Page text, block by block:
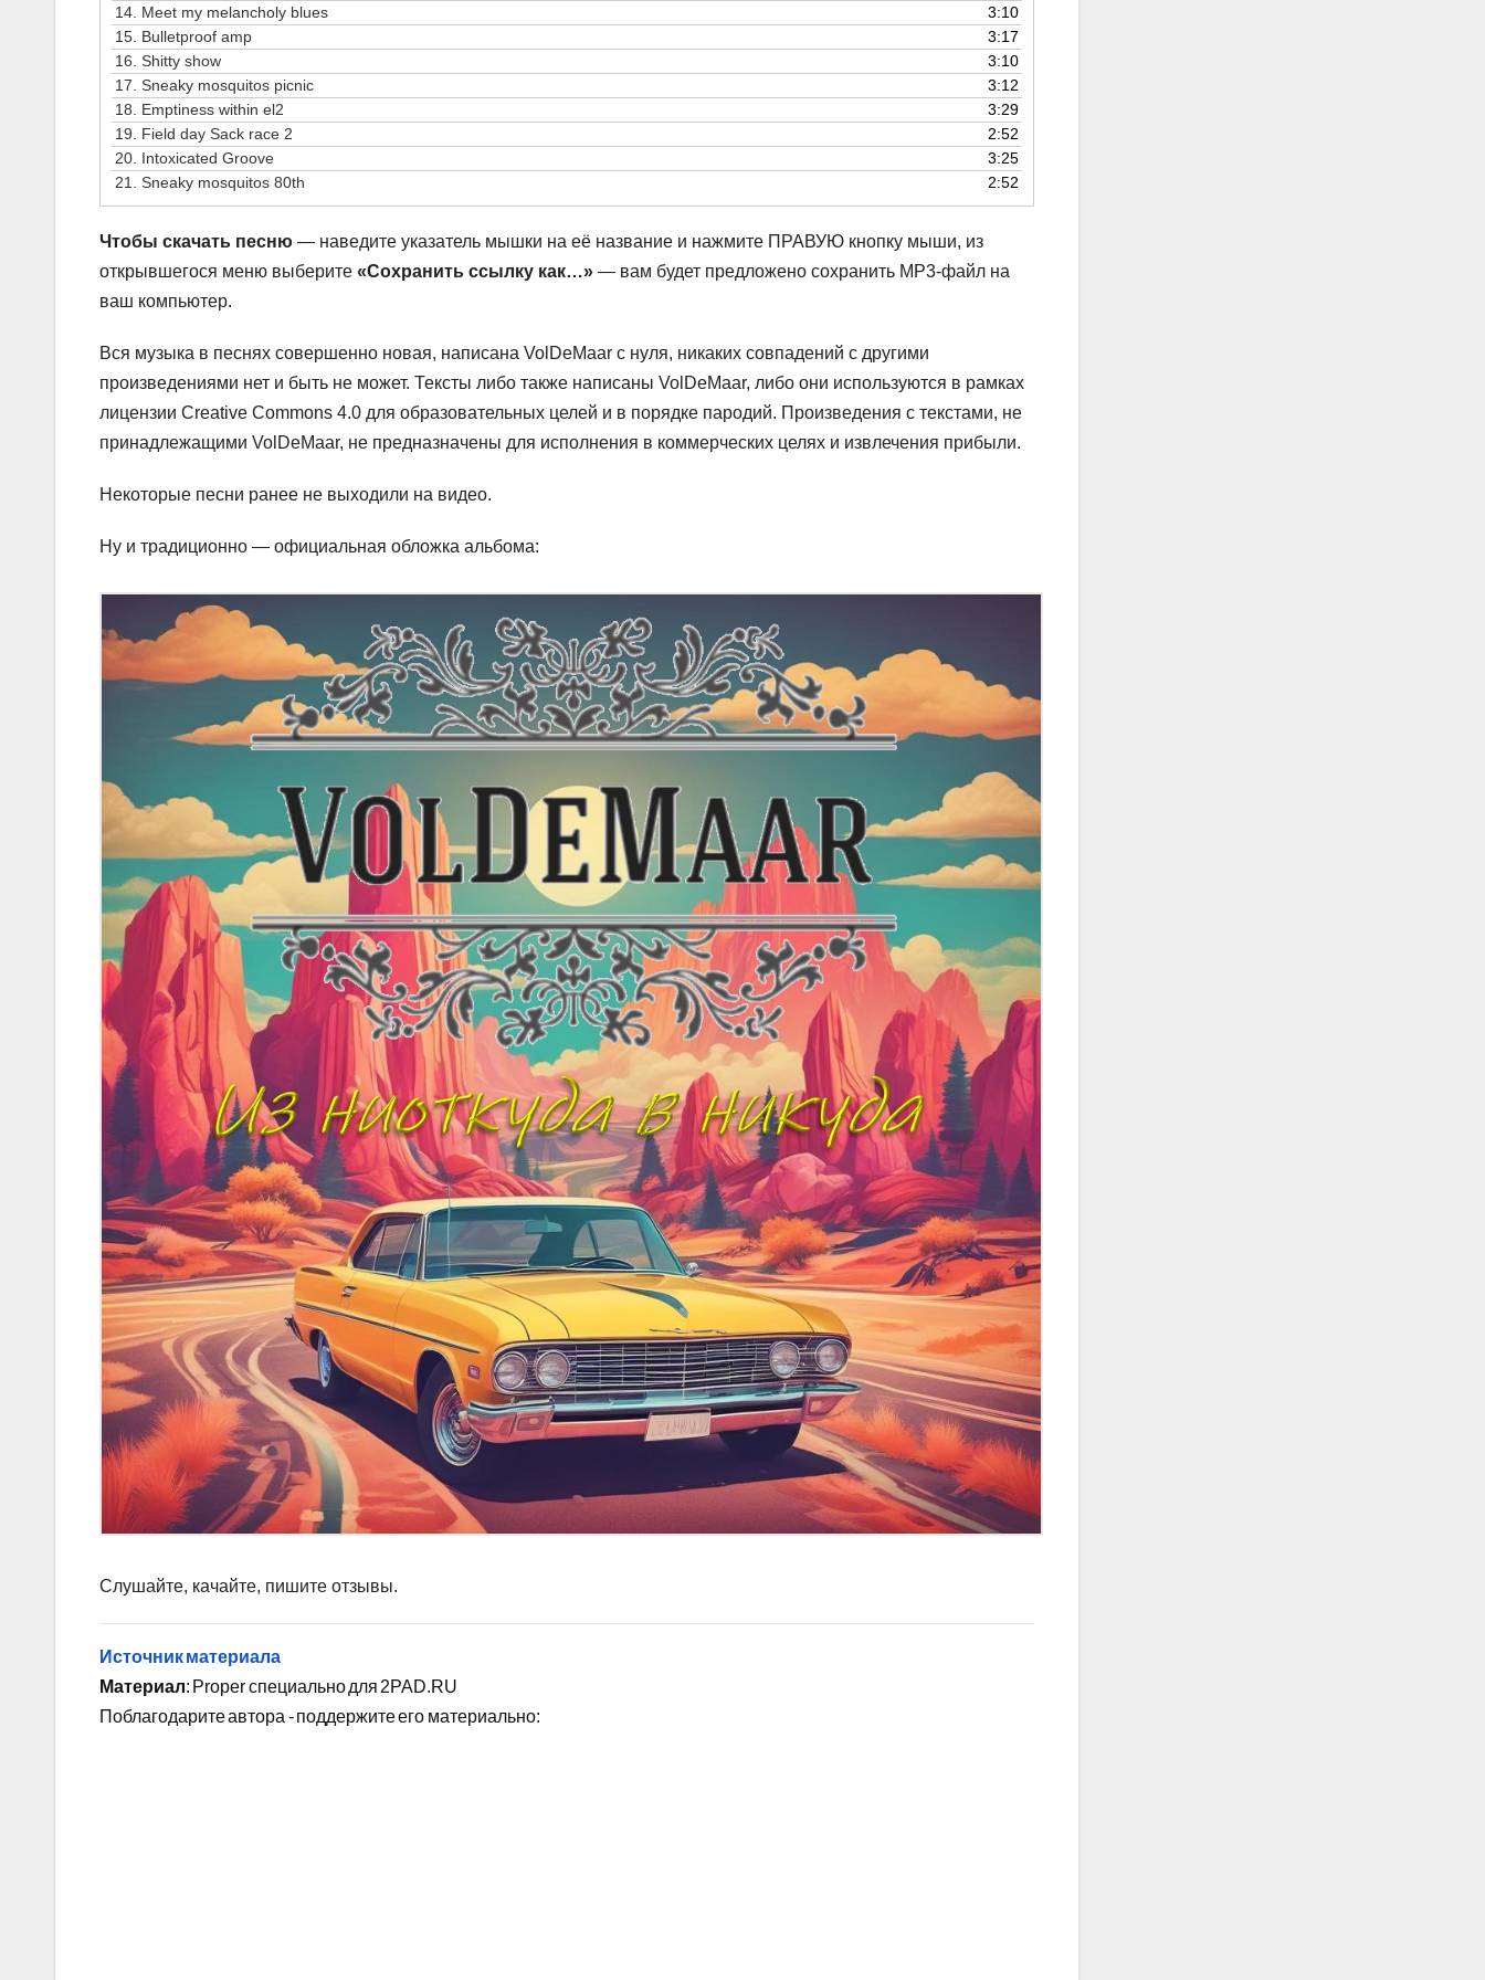
14. Meet my melancholy blues
3:10
15. Bulletproof amp
3:17
16. Shitty show
3:10
17. Sneaky mosquitos picnic
3:12
18. Emptiness within el2
3:29
19. Field day Sack race 2
2:52
20. Intoxicated Groove
3:25
21. Sneaky mosquitos 80th 2:52
Чтобы скачать песню — наведите указатель мышки на её название и нажмите ПРАВУЮ кнопку мыши, из
открывшегося меню выберите «Сохранить ссылку как…» — вам будет предложено сохранить MP3-файл на
ваш компьютер.
Вся музыка в песнях совершенно новая, написана VolDeMaar с нуля, никаких совпадений с другими
произведениями нет и быть не может. Тексты либо также написаны VolDeMaar, либо они используются в рамках
лицензии Creative Commons 4.0 для образовательных целей и в порядке пародий. Произведения с текстами, не
принадлежащими VolDeMaar, не предназначены для исполнения в коммерческих целях и извлечения прибыли.
Некоторые песни ранее не выходили на видео.
Ну и традиционно — официальная обложка альбома:
Слушайте, качайте, пишите отзывы.
Источник материала
Материал: Proper специально для 2PAD.RU
Поблагодарите автора - поддержите его материально: